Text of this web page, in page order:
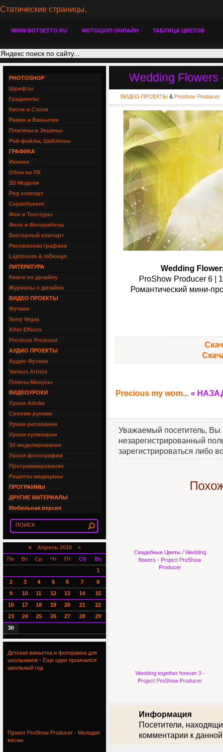
Статические страницы.
WWW BOTSETTO RU ФОТОШОП ОНЛАЙН ТАБЛИЦА ЦВЕТОВ
Wedding Flowers
ВИДЕО ПРОЕКТЫ & Proshow Producer
Wedding
ProShow Producer 6 |
Романтический мини-
Precious my wom... «
Уважаемый посетитель, Вы
незарегистрированный
зарегистрироваться либо
Свадебные Цветы / Wedding
flowers - Project ProShow
Producer
Wedding together forever 3 -
Project ProShow Producer
Информация
Посетители,
комментарии к
PHOTOSHOP
Шрифты
Градиенты
Кисти и Стили
Рамки и Виньетки
Плагины и Экшены
Psd-файлы, Шаблоны
ГРАФИКА
Иконки
Обои на ПК
3D Модели
Png клипарт
Скрапбукинг
Фон и Текстуры
Фото и Фотоработы
Векторный клипарт
Рисованная графика
Lightroom & inDesign
ЛИТЕРАТУРА
Книги по дизайну
Журналы о дизайне
ВИДЕО ПРОЕКТЫ
Футажи
Sony Vegas
After Effects
Proshow Producer
АУДИО ПРОЕКТЫ
Аудио Футажи
Various Artists
Плюсы-Минусы
ВИДЕОУРОКИ
Уроки Adobe
Своими руками
Уроки рисования
Уроки кулинарии
3d моделирование
Уроки фотографии
Программирование
Рецепты медицины
ПРОГРАММЫ
ДРУГИЕ МАТЕРИАЛЫ
Мобильная версия
« Апрель 2018 »
Пн
Вт Ср Чт Пт Сб
Вс
1
2
3 4 5 6 7
8
9
10 11 12 13 14
15
16
17 18 19 20 21
22
23
24 25 26 27 28
29
30
Детская виньетка и фоторамка для
школьников - Еще один промчался
школьный год
Проект ProShow Producer - Мелодия
весны